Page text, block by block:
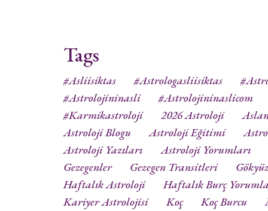
Tags
#asliisiktas #astrologasliisiktas
#astrolojininasli
#astrolojininaslicom
#karmikastroloji
2026 Astroloji
Astroloji Blogu
Astroloji Eğitimi
Astroloji Yazıları
Astroloji Yorumları
Gezegenler
Gezegen Transitleri
Haftalık Astroloji
Haftalık Burç
Kariyer Astrolojisi
Koç Koç Burcu